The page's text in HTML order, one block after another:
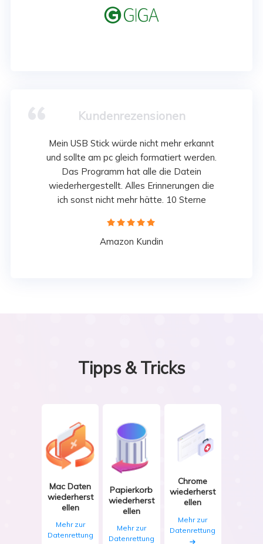

Kundenrezensionen
Mein USB Stick würde nicht mehr erkannt
und sollte am pc gleich formatiert werden.
Das Programm hat alle die Datein
wiederhergestellt. Alles Erinnerungen die
ich sonst nicht mehr hätte. 10 Sterne
    
Amazon Kundin
Tipps & Tricks
Mac Daten
wiederherst
ellen
Mehr zur
Datenrettung
Papierkorb
wiederherst
ellen
Mehr zur
Datenrettung
Chrome
wiederherst
ellen
Mehr zur
Datenrettung